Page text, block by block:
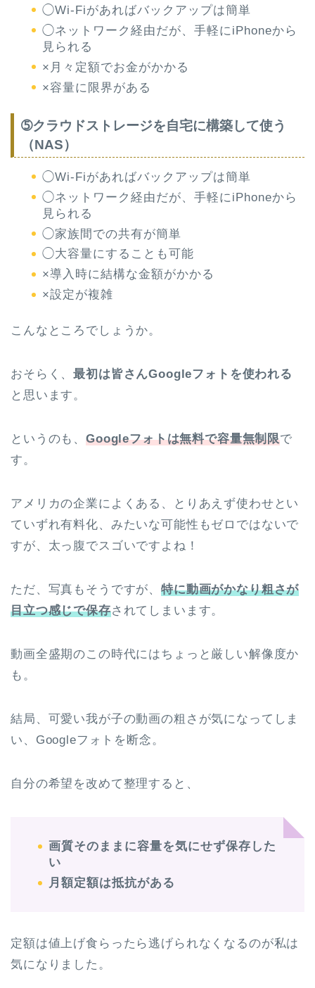
◯Wi-Fiがあればバックアップは簡単
◯ネットワーク経由だが、手軽にiPhoneから
見られる
×月々定額でお金がかかる
×容量に限界がある
➄クラウドストレージを自宅に構築して使う
（NAS）
◯Wi-Fiがあればバックアップは簡単
◯ネットワーク経由だが、手軽にiPhoneから
見られる
◯家族間での共有が簡単
◯大容量にすることも可能
×導入時に結構な金額がかかる
×設定が複雑
こんなところでしょうか。
おそらく、最初は皆さんGoogleフォトを使われる
と思います。
というのも、Googleフォトは無料で容量無制限で
す。
アメリカの企業によくある、とりあえず使わせとい
ていずれ有料化、みたいな可能性もゼロではないで
すが、太っ腹でスゴいですよね！
ただ、写真もそうですが、特に動画がかなり粗さが
目立つ感じで保存されてしまいます。
動画全盛期のこの時代にはちょっと厳しい解像度か
も。
結局、可愛い我が子の動画の粗さが気になってしま
い、Googleフォトを断念。
自分の希望を改めて整理すると、
画質そのままに容量を気にせず保存した
い
月額定額は抵抗がある
定額は値上げ食らったら逃げられなくなるのが私は
気になりました。